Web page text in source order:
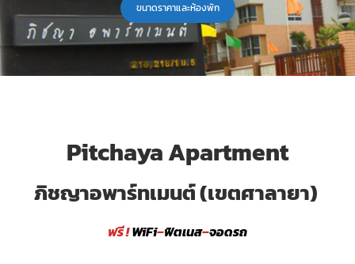
ขนาดราคาและห้องพัก
Pitchaya Apartment
ภิชญาอพาร์ทเมนต์ (เขตศาลายา)
ฟรี !WiFi–ฟิตเนส–จอดรถ